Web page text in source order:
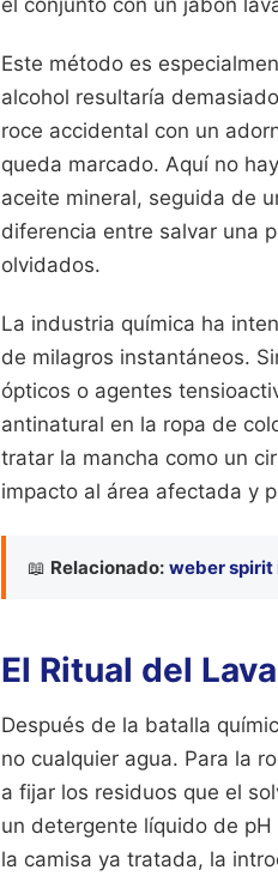
Este método es
alcohol resultaría
roce accidental con un
queda marcado. Aquí no
aceite mineral, seguida de
diferencia entre salvar una
olvidados.
La industria química ha
de milagros instantáneos.
ópticos o agentes
antinatural en la ropa de
tratar la mancha como un
impacto al área afectada y
📖 Relacionado: weber spirit
El Ritual del
Después de la batalla
no cualquier agua. Para la
a fijar los residuos que el
un detergente líquido de
la camisa ya tratada, la